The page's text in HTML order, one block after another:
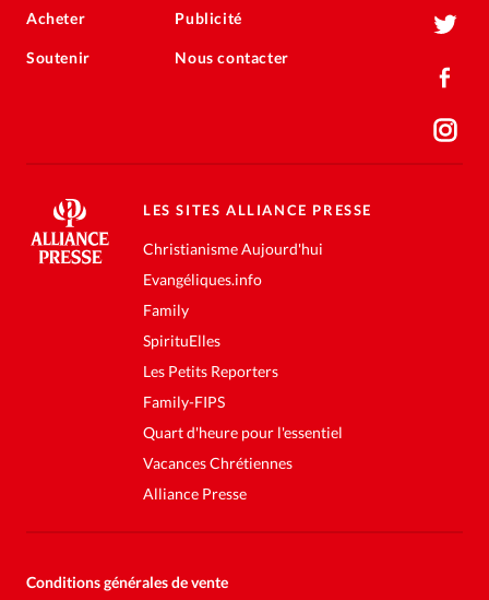
Acheter
Soutenir
Publicité
Nous contacter
LES SITES ALLIANCE PRESSE
Christianisme Aujourd'hui
Evangéliques.info
Family
SpirituElles
Les Petits Reporters
Family-FIPS
Quart d'heure pour l'essentiel
Vacances Chrétiennes
Alliance Presse
Conditions générales de vente